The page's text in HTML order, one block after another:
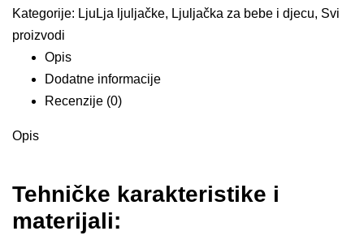
Kategorije: LjuLja ljuljačke, Ljuljačka za bebe i djecu, Svi
proizvodi
Opis
Dodatne informacije
Recenzije (0)
Opis
Tehničke karakteristike i
materijali: